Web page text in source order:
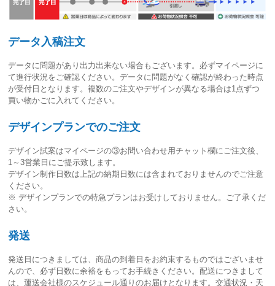
データ入稿注文
データに問題があり出力出来ない場合もございます。必ずマイページに
て進行状況をご確認ください。データに問題がなく確認が終わった時点
が受付日 となります。複数のご注文やデザインが異なる場合は1点ずつ
買い物かごに入れてください。
デザインプランでのご注文
デザイン試案はマイページの③お問い合わせ用チャット欄にご注文後、
1～3営業日 にご提示致します。
デザイン制作日数は上記の納期日数には含まれておりませんのでご注意
ください。
※ デザインプランでの特急プランはお受けしておりません。ご了承くだ
さい。
発送
発送日につきましては、商品の到着日をお約束するものではございませ
んので、必ず日数に余裕をもってお手続きください。配送につきまして
は、運送会社様のスケジュール通りのお届けとなります。交通状況・天